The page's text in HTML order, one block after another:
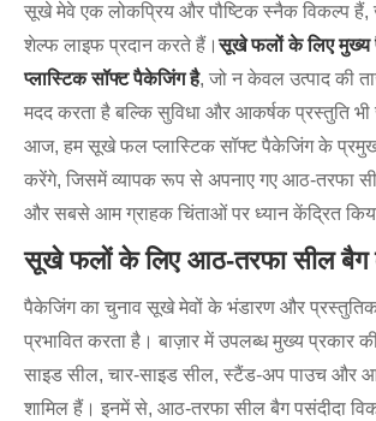
सूखे मेवे एक लोकप्रिय और पौष्टिक स्नैक विकल्प हैं,
शेल्फ लाइफ प्रदान करते हैं।सूखे फलों के लिए मुख्य
प्लास्टिक सॉफ्ट पैकेजिंग है, जो न केवल उत्पाद की
मदद करता है बल्कि सुविधा और आकर्षक प्रस्तुति भी
आज, हम सूखे फल प्लास्टिक सॉफ्ट पैकेजिंग के
करेंगे, जिसमें व्यापक रूप से अपनाए गए आठ-तरफा
और सबसे आम ग्राहक चिंताओं पर ध्यान केंद्रित
सूखे फलों के लिए आठ-तरफा सील बैग
पैकेजिंग का चुनाव सूखे मेवों के भंडारण और
प्रभावित करता है। बाज़ार में उपलब्ध मुख्य प्रकार
साइड सील, चार-साइड सील, स्टैंड-अप पाउच और
शामिल हैं। इनमें से, आठ-तरफा सील बैग पसंदीदा